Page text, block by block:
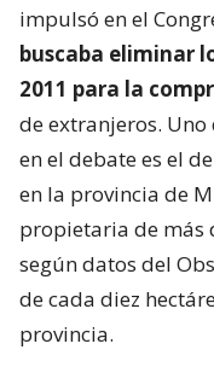
impulsó en el
buscaba eliminar
2011 para la
de extranjeros.
en el debate es el
en la provincia de
propietaria de más
según datos del
de cada diez
provincia.